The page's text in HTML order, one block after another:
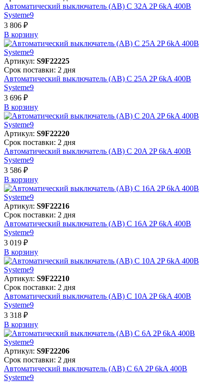
Автоматический выключатель (АВ) C 32A 2P 6kA 400В
Systeme9
3 806 ₽
В корзинy
Артикул: S9F22225
Срок поставки: 2 дня
Автоматический выключатель (АВ) C 25A 2P 6kA 400В
Systeme9
3 696 ₽
В корзинy
Артикул: S9F22220
Срок поставки: 2 дня
Автоматический выключатель (АВ) C 20A 2P 6kA 400В
Systeme9
3 586 ₽
В корзинy
Артикул: S9F22216
Срок поставки: 2 дня
Автоматический выключатель (АВ) C 16A 2P 6kA 400В
Systeme9
3 019 ₽
В корзинy
Артикул: S9F22210
Срок поставки: 2 дня
Автоматический выключатель (АВ) C 10A 2P 6kA 400В
Systeme9
3 318 ₽
В корзинy
Артикул: S9F22206
Срок поставки: 2 дня
Автоматический выключатель (АВ) C 6A 2P 6kA 400В
Systeme9